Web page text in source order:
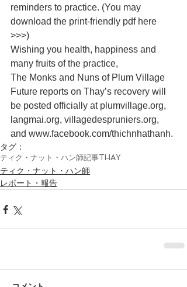
reminders to practice. (You may
download the print-friendly pdf here
>>>)
Wishing you health, happiness and
many fruits of the practice,
The Monks and Nuns of Plum Village
Future reports on Thay’s recovery will
be posted officially at plumvillage.org,
langmai.org, villagedespruniers.org,
and www.facebook.com/thichnhathanh.
タグ：
ティク・ナット・ハン師記事THAY
ティク・ナット・ハン師
レポート・報告